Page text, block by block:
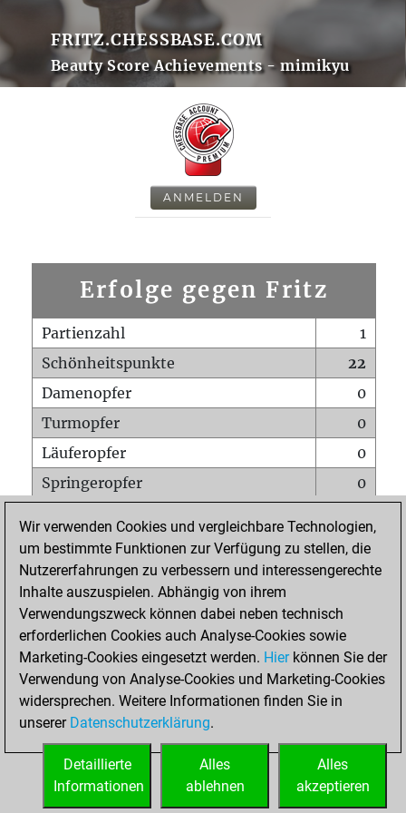
FRITZ.CHESSBASE.COM
Beauty Score Achievements - mimikyu
ANMELDEN
Erfolge gegen Fritz
Partienzahl
1
Schönheitspunkte
22
Damenopfer
0
Turmopfer
0
Läuferopfer
0
Springeropfer
0
Matt auf vollem Brett
0
Bauer setzt Matt
0
Erstickte Matts
Unterverwandlungen
Türme auf der siebten
0
STARTSEITE
Wir verwenden Cookies und vergleichbare Technologien,
um bestimmte Funktionen zur Verfügung zu stellen, die
Nutzererfahrungen zu verbessern und interessengerechte
Inhalte auszuspielen. Abhängig von ihrem
Verwendungszweck können dabei neben technisch
erforderlichen Cookies auch Analyse-Cookies sowie
Marketing-Cookies eingesetzt werden. Hierkönnen Sie der
Verwendung von Analyse-Cookies und Marketing-Cookies
widersprechen. Weitere Informationen finden Sie in
unserer Datenschutzerklärung.
Alles
akzeptieren
Alles
ablehnen
Detaillierte
Informationen